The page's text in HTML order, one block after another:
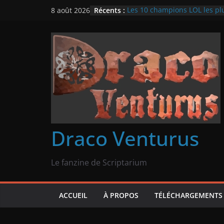
8 août 2026 Récents : Les 10 champions LOL les
en ligne
Les meilleurs jeux en ligne
maintenant
Les modes multijoueurs les
Draco Venturus
Le fanzine de Scriptarium
ACCUEIL À PROPOS TÉLÉCHARGEMENTS